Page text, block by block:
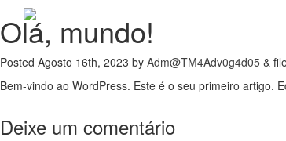
Olá, mundo!
Posted Agosto 16th, 2023 by Adm@TM4Adv0g4d05 &
Bem-vindo ao WordPress. Este é o seu primeiro artigo.
Deixe um comentário